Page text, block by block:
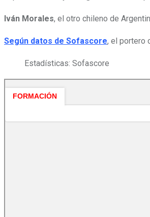
Iván Morales, el otro chileno de
Según datos de Sofascore, el portero
Estadísticas: Sofascore